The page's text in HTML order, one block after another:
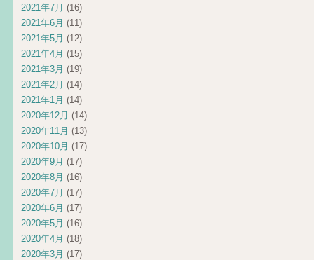
2021年7月 (16)
2021年6月 (11)
2021年5月 (12)
2021年4月 (15)
2021年3月 (19)
2021年2月 (14)
2021年1月 (14)
2020年12月 (14)
2020年11月 (13)
2020年10月 (17)
2020年9月 (17)
2020年8月 (16)
2020年7月 (17)
2020年6月 (17)
2020年5月 (16)
2020年4月 (18)
2020年3月 (17)